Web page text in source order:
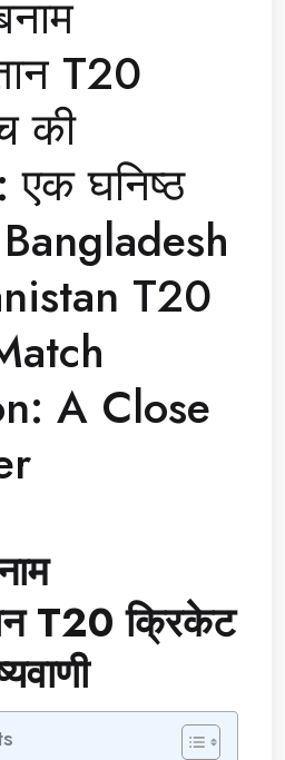
T20
की
एक घनिष्ठ
T20
A Close
T20 क्रिकेट